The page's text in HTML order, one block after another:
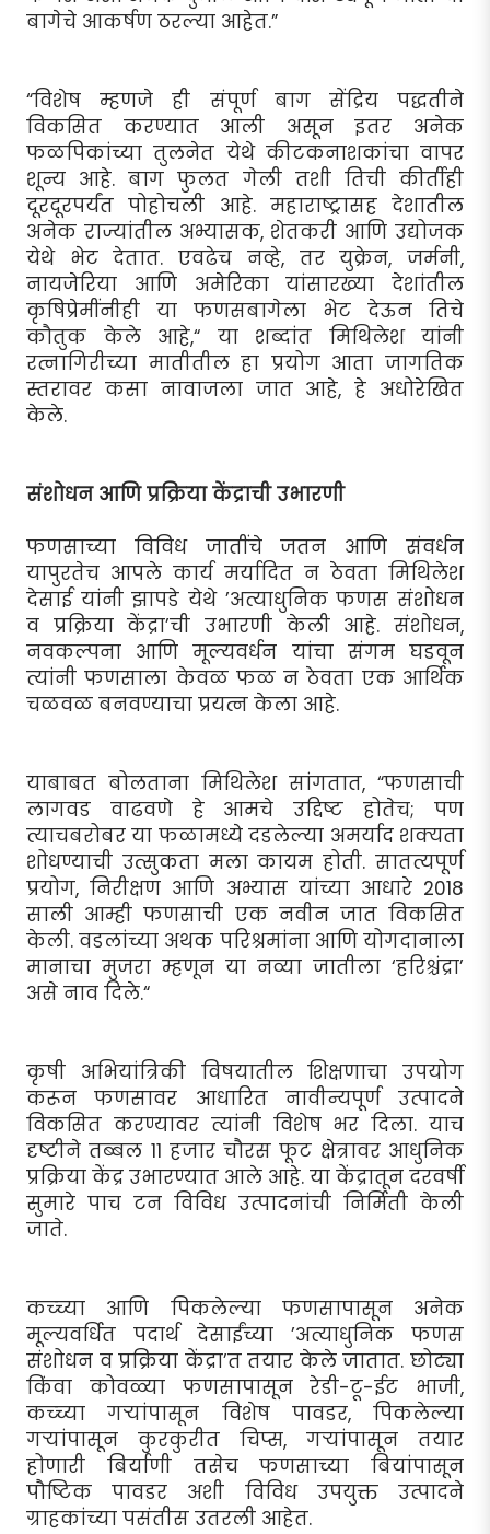
बागेचे आकर्षण ठरल्या आहेत.”
“विशेष म्हणजे ही संपूर्ण बाग सेंद्रिय पद्धतीने
विकसित करण्यात आली असून इतर अनेक
फळपिकांच्या तुलनेत येथे कीटकनाशकांचा वापर
शून्य आहे. बाग फुलत गेली तशी तिची कीर्तीही
दूरदूरपर्यंत पोहोचली आहे. महाराष्ट्रासह देशातील
अनेक राज्यांतील अभ्यासक, शेतकरी आणि उद्योजक
येथे भेट देतात. एवढेच नव्हे, तर युक्रेन, जर्मनी,
नायजेरिया आणि अमेरिका यांसारख्या देशांतील
कृषिप्रेमींनीही या फणसबागेला भेट देऊन तिचे
कौतुक केले आहे,“ या शब्दांत मिथिलेश यांनी
रत्नागिरीच्या मातीतील हा प्रयोग आता जागतिक
स्तरावर कसा नावाजला जात आहे, हे अधोरेखित
केले.
संशोधन आणि प्रक्रिया केंद्राची उभारणी
फणसाच्या विविध जातींचे जतन आणि संवर्धन
यापुरतेच आपले कार्य मर्यादित न ठेवता मिथिलेश
देसाई यांनी झापडे येथे ’अत्याधुनिक फणस संशोधन
व प्रक्रिया केंद्रा’ची उभारणी केली आहे. संशोधन,
नवकल्पना आणि मूल्यवर्धन यांचा संगम घडवून
त्यांनी फणसाला केवळ फळ न ठेवता एक आर्थिक
चळवळ बनवण्याचा प्रयत्न केला आहे.
याबाबत बोलताना मिथिलेश सांगतात, “फणसाची
लागवड वाढवणे हे आमचे उद्दिष्ट होतेच; पण
त्याचबरोबर या फळामध्ये दडलेल्या अमर्याद शक्यता
शोधण्याची उत्सुकता मला कायम होती. सातत्यपूर्ण
प्रयोग, निरीक्षण आणि अभ्यास यांच्या आधारे 2018
साली आम्ही फणसाची एक नवीन जात विकसित
केली. वडलांच्या अथक परिश्रमांना आणि योगदानाला
मानाचा मुजरा म्हणून या नव्या जातीला ‘हरिश्चंद्रा’
असे नाव दिले.“
कृषी अभियांत्रिकी विषयातील शिक्षणाचा उपयोग
करून फणसावर आधारित नावीन्यपूर्ण उत्पादने
विकसित करण्यावर त्यांनी विशेष भर दिला. याच
दृष्टीने तब्बल 11 हजार चौरस फूट क्षेत्रावर आधुनिक
प्रक्रिया केंद्र उभारण्यात आले आहे. या केंद्रातून दरवर्षी
सुमारे पाच टन विविध उत्पादनांची निर्मिती केली
जाते.
कच्च्या आणि पिकलेल्या फणसापासून अनेक
मूल्यवर्धित पदार्थ देसाईंच्या ’अत्याधुनिक फणस
संशोधन व प्रक्रिया केंद्रा’त तयार केले जातात. छोट्या
किंवा कोवळ्या फणसापासून रेडी-टू-ईट भाजी,
कच्च्या गर्‍यांपासून विशेष पावडर, पिकलेल्या
गर्‍यांपासून कुरकुरीत चिप्स, गर्‍यांपासून तयार
होणारी बिर्याणी तसेच फणसाच्या बियांपासून
पौष्टिक पावडर अशी विविध उपयुक्त उत्पादने
ग्राहकांच्या पसंतीस उतरली आहेत.